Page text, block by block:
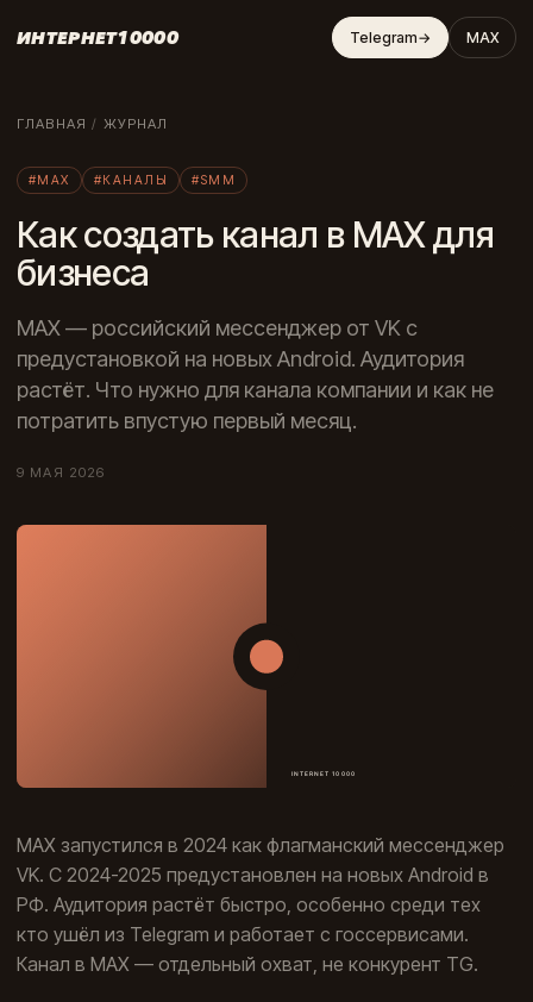
ИНТЕРНЕТ10000 Telegram→ MAX
ГЛАВНАЯ / ЖУРНАЛ
#MAX #КАНАЛЫ #SMM
Как создать канал в МАХ для
бизнеса
MAX — российский мессенджер от VK с
предустановкой на новых Android. Аудитория
растёт. Что нужно для канала компании и как не
потратить впустую первый месяц.
9 МАЯ 2026
МАХ запустился в 2024 как флагманский мессенджер
VK. С 2024-2025 предустановлен на новых Android в
РФ. Аудитория растёт быстро, особенно среди тех
кто ушёл из Telegram и работает с госсервисами.
Канал в МАХ — отдельный охват, не конкурент TG.